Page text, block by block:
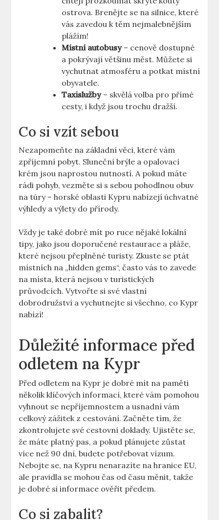
ostrova. Brenějte se na silnice, které
vás zavedou k těm nejmalebnějším
plážím!
Místní autobusy– cenově dostupné
a pokrývají většinu měst. Můžete si
vychutnat atmosféru a potkat místní
obyvatele.
Taxislužby– skvělá volba pro přímé
cesty, i když jsou trochu dražší.
Co si vzít sebou
Nezapomeňte na základní věci, které vám
zpříjemní pobyt. Sluneční brýle a opalovací
krém jsou naprostou nutností. A pokud máte
rádi pohyb, vezměte si s sebou pohodlnou obuv
na túry – horské oblasti Kypru nabízejí úchvatné
výhledy a výlety do přírody.
Vždy je také dobré mít po ruce nějaké lokální
tipy, jako jsou doporučené restaurace a pláže,
které nejsou přeplněné turisty. Zkuste se ptát
místních na „hidden gems“, často vás to zavede
na místa, která nejsou v turistických
průvodcích. Vytvořte si své vlastní
dobrodružství a vychutnejte si všechno, co Kypr
nabízí!
Důležité informace před
odletem na Kypr
Před odletem na Kypr je dobré mít na paměti
několik klíčových informací, které vám pomohou
vyhnout se nepříjemnostem a usnadní vám
celkový zážitek z cestování. Začněte tím, že
zkontrolujete své cestovní doklady. Ujistěte se,
že máte platný pas, a pokud plánujete zůstat
více než 90 dní, budete potřebovat vízum.
Nebojte se, na Kypru nenarazíte na hranice EU,
ale pravidla se mohou čas od času měnit, takže
je dobré si informace ověřit předem.
Co si zabalit?